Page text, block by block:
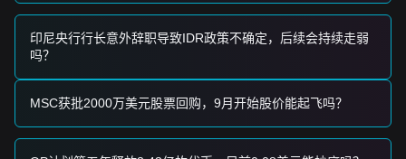
印尼央行行长意外辞职导致IDR政策不确定，后续会持续走弱
吗？
MSC获批2000万美元股票回购，9月开始股价能起飞吗？